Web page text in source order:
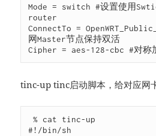
Mode = switch #设置使用
router
ConnectTo =
网Master节点保持双活
Cipher = aes-128-cbc #对称
tinc-up tinc启动脚本，给对应网
% cat tinc-up
#!/bin/sh